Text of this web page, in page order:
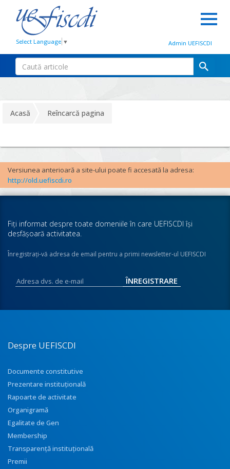
Select Language ▼ Admin UEFISCDI
Acasă Reîncarcă pagina
Versiunea anterioară a site-ului poate fi accesată la adresa:
http://old.uefiscdi.ro
Fiţi informat despre toate domeniile în care UEFISCDI îşi
desfăşoară activitatea.
Înregistraţi-vă adresa de email pentru a primi newsletter-ul UEFISCDI
Despre UEFISCDI
Documente constitutive
Prezentare instituţională
Rapoarte de activitate
Organigramă
Egalitate de Gen
Membership
Transparenţă instituţională
Premii